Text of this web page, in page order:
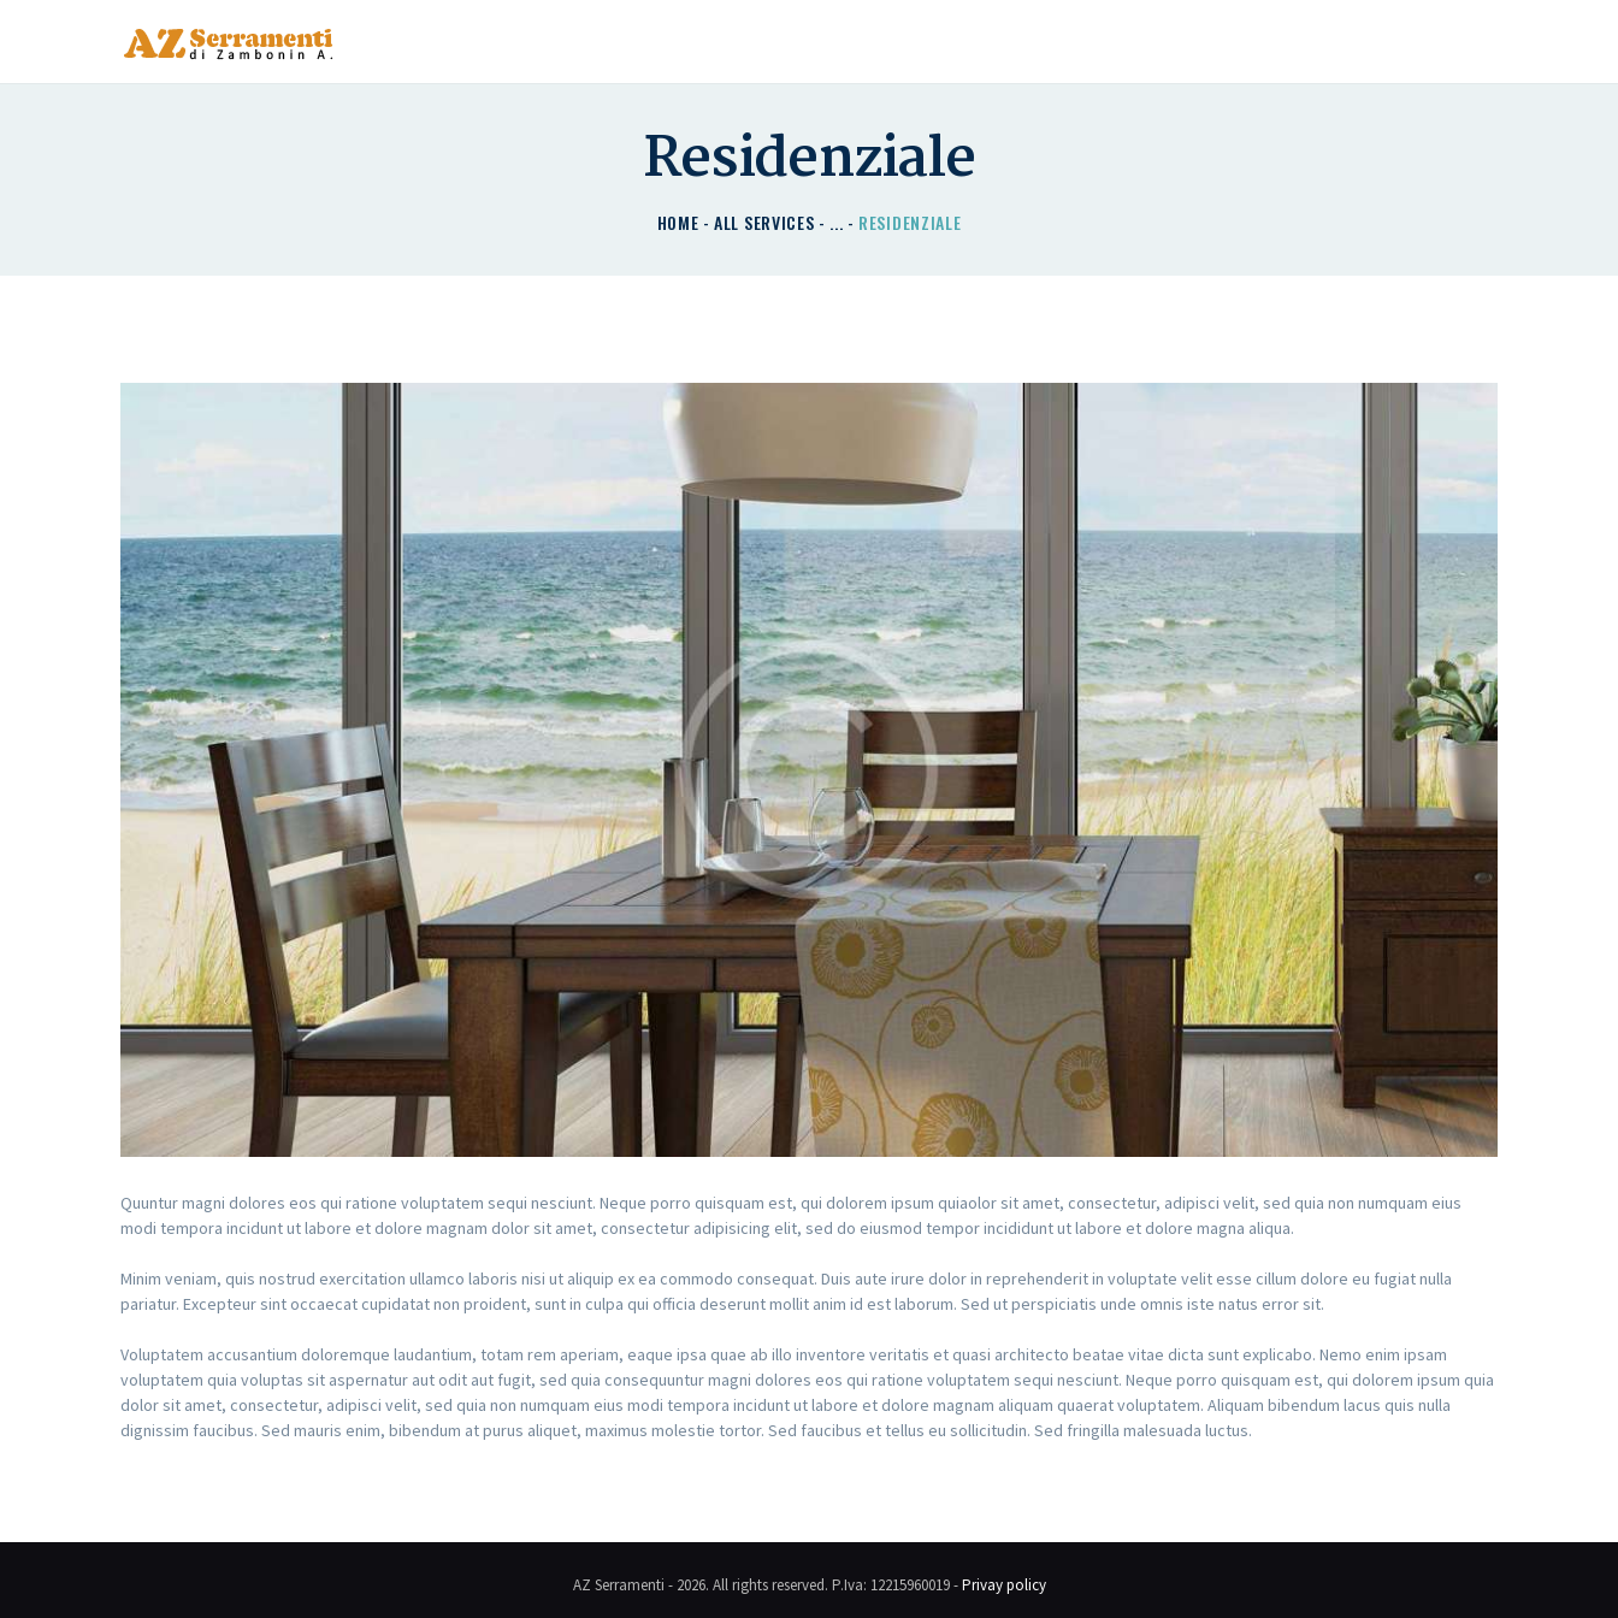
Residenziale
HOME ALL SERVICES ... RESIDENZIALE
CHI SIAMO
I NOSTRI PRODOTTI
DETRAZIONI
CONTATTACI
Quuntur magni dolores eos qui ratione voluptatem sequi nesciunt. Neque porro quisquam est, qui dolorem ipsum quiaolor sit amet, consectetur, adipisci velit, sed quia non numquam eius
modi tempora incidunt ut labore et dolore magnam dolor sit amet, consectetur adipisicing elit, sed do eiusmod tempor incididunt ut labore et dolore magna aliqua.
Minim veniam, quis nostrud exercitation ullamco laboris nisi ut aliquip ex ea commodo consequat. Duis aute irure dolor in reprehenderit in voluptate velit esse cillum dolore eu fugiat nulla
pariatur. Excepteur sint occaecat cupidatat non proident, sunt in culpa qui officia deserunt mollit anim id est laborum. Sed ut perspiciatis unde omnis iste natus error sit.
Voluptatem accusantium doloremque laudantium, totam rem aperiam, eaque ipsa quae ab illo inventore veritatis et quasi architecto beatae vitae dicta sunt explicabo. Nemo enim ipsam
voluptatem quia voluptas sit aspernatur aut odit aut fugit, sed quia consequuntur magni dolores eos qui ratione voluptatem sequi nesciunt. Neque porro quisquam est, qui dolorem ipsum quia
dolor sit amet, consectetur, adipisci velit, sed quia non numquam eius modi tempora incidunt ut labore et dolore magnam aliquam quaerat voluptatem. Aliquam bibendum lacus quis nulla
dignissim faucibus. Sed mauris enim, bibendum at purus aliquet, maximus molestie tortor. Sed faucibus et tellus eu sollicitudin. Sed fringilla malesuada luctus.
AZ Serramenti - 2026. All rights reserved. P.Iva: 12215960019 -Privay policy